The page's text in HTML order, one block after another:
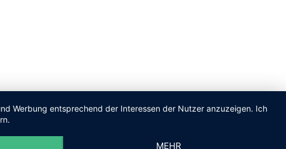
Werbung entsprechend der Interessen der Nutzer anzuzeigen. Ich
MEHR